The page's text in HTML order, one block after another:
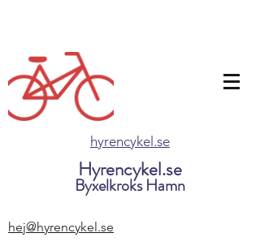
hyrencykel.se
Hyrencykel.se
Byxelkroks Hamn
hej@hyrencykel.se